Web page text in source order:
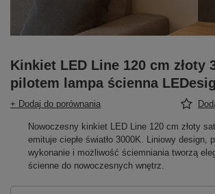
Kinkiet LED Line 120 cm złoty
pilotem lampa ścienna
+ Dodaj do porównania
Nowoczesny kinkiet LED Line 120 cm złoty
emituje ciepłe światło 3000K. Liniowy design,
wykonanie i możliwość ściemniania tworzą
ścienne do nowoczesnych wnętrz.